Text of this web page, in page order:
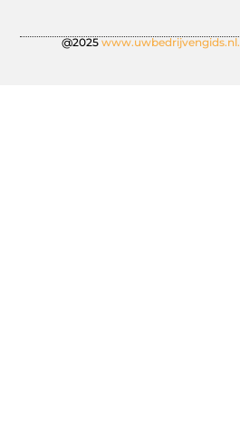
@2025 www.uwbedrijvengids.nl.